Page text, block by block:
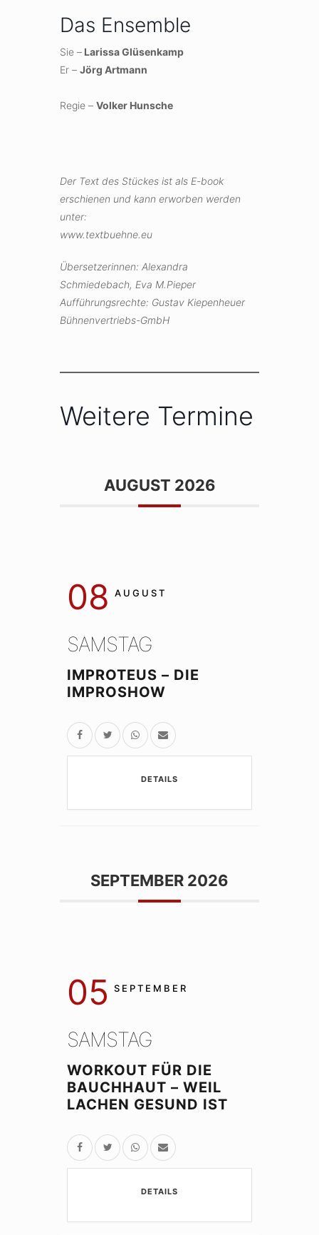
Das Ensemble
Sie – Larissa Glüsenkamp
Er – Jörg Artmann
Regie – Volker Hunsche
Der Text des Stückes ist als E-book
erschienen und kann erworben werden
unter:
www.textbuehne.eu
Übersetzerinnen: Alexandra
Schmiedebach, Eva M.Pieper
Aufführungsrechte: Gustav Kiepenheuer
Bühnenvertriebs-GmbH
Weitere Termine
AUGUST 2026
08 AUGUST
SAMSTAG
IMPROTEUS – DIE
IMPROSHOW
DETAILS
SEPTEMBER 2026
05 SEPTEMBER
SAMSTAG
WORKOUT FÜR DIE
BAUCHHAUT – WEIL
LACHEN GESUND IST
DETAILS